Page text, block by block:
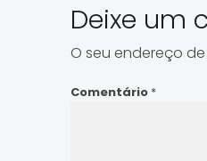
Deixe um
O seu endereço
Comentário *